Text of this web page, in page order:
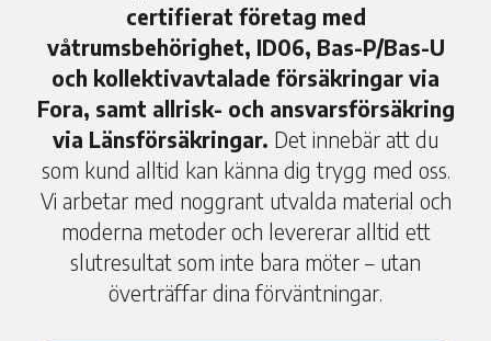
certifierat företag med
våtrumsbehörighet, ID06, Bas-P/Bas-U
och kollektivavtalade försäkringar via
Fora, samt allrisk- och ansvarsförsäkring
via Länsförsäkringar. Det innebär att du
som kund alltid kan känna dig trygg med oss.
Vi arbetar med noggrant utvalda material och
moderna metoder och levererar alltid ett
slutresultat som inte bara möter – utan
överträffar dina förväntningar.